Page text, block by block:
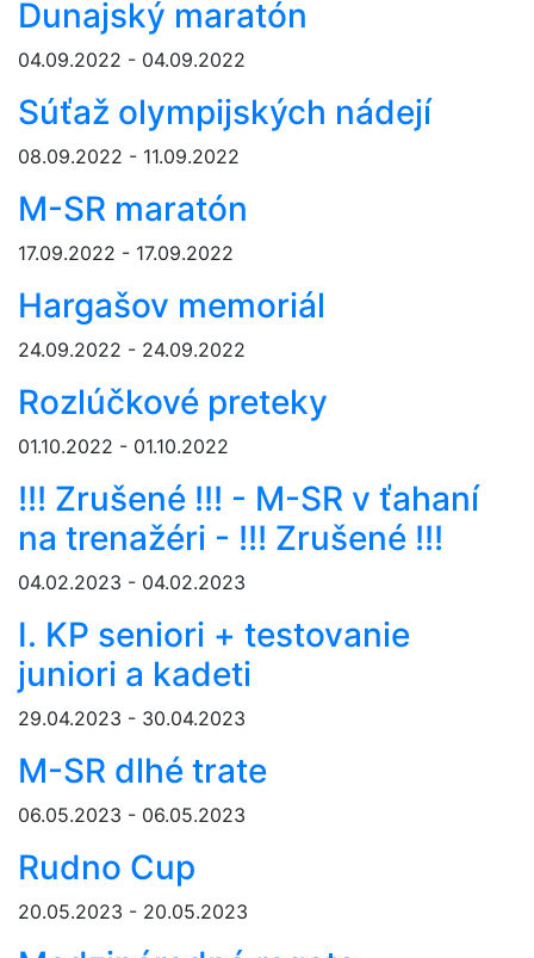
Dunajský maratón
04.09.2022 - 04.09.2022
Súťaž olympijských nádejí
08.09.2022 - 11.09.2022
M-SR maratón
17.09.2022 - 17.09.2022
Hargašov memoriál
24.09.2022 - 24.09.2022
Rozlúčkové preteky
01.10.2022 - 01.10.2022
!!! Zrušené !!! - M-SR v ťahaní
na trenažéri - !!! Zrušené !!!
04.02.2023 - 04.02.2023
I. KP seniori + testovanie
juniori a kadeti
29.04.2023 - 30.04.2023
M-SR dlhé trate
06.05.2023 - 06.05.2023
Rudno Cup
20.05.2023 - 20.05.2023